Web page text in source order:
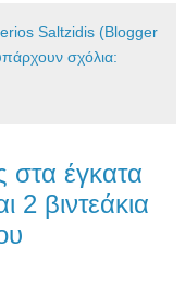
Saltzidis (Blogger
σχόλια:
στα έγκατα
2 βιντεάκια